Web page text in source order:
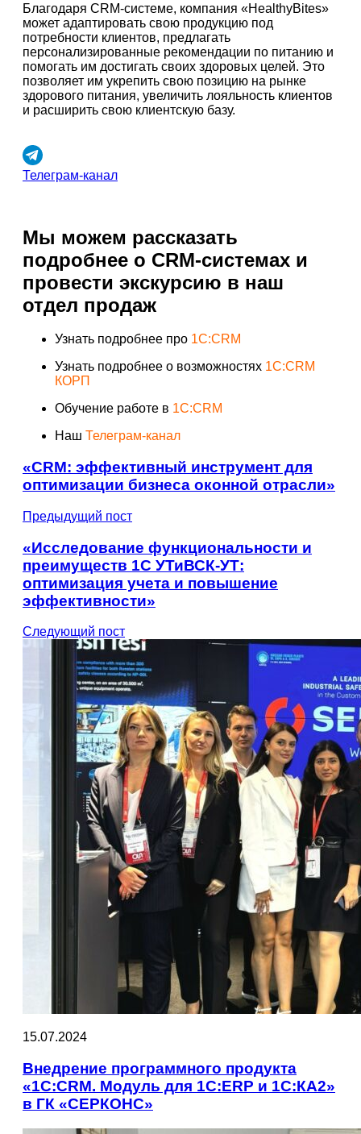
Благодаря CRM-системе, компания «HealthyBites»
может адаптировать свою продукцию под
потребности клиентов, предлагать
персонализированные рекомендации по питанию и
помогать им достигать своих здоровых целей. Это
позволяет им укрепить свою позицию на рынке
здорового питания, увеличить лояльность клиентов
и расширить свою клиентскую базу.
Телеграм-канал
Мы можем рассказать
подробнее о CRM-системах и
провести экскурсию в наш
отдел продаж
Узнать подробнее про 1C:CRM
Узнать подробнее о возможностях 1C:CRM
КОРП
Обучение работе в 1C:CRM
Наш Телеграм-канал
«CRM: эффективный инструмент для
оптимизации бизнеса оконной отрасли»
Предыдущий пост
«Исследование функциональности и
преимуществ 1С УТиВСК-УТ:
оптимизация учета и повышение
эффективности»
Следующий пост
15.07.2024
Внедрение программного продукта
«1С:CRM. Модуль для 1С:ERP и 1С:КА2»
в ГК «СЕРКОНС»